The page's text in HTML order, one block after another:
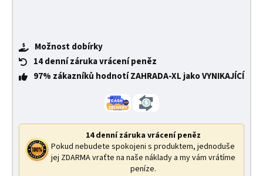
Možnost dobírky
14 denní záruka vrácení peněz
97% zákazníků hodnotí ZAHRADA-XL jako VYNIKAJÍCÍ
14 denní záruka vrácení peněz
Pokud nebudete spokojeni s produktem, jednoduše
jej ZDARMA vraťte na naše náklady a my vám vrátíme
peníze.